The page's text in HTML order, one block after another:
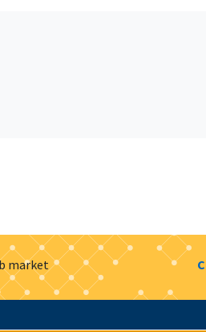
market